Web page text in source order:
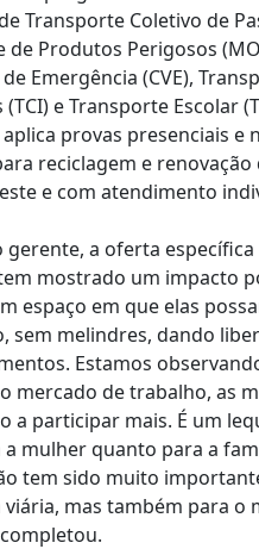
Transporte Coletivo de
de Produtos Perigosos
Emergência (CVE),
e Transporte Escolar
provas presenciais e
reciclagem e renovação
e com atendimento
gerente, a oferta
mostrado um impacto
espaço em que elas
sem melindres, dando
Estamos
mercado de trabalho, as
a participar mais. É um
mulher quanto para a
tem sido muito
mas também para o